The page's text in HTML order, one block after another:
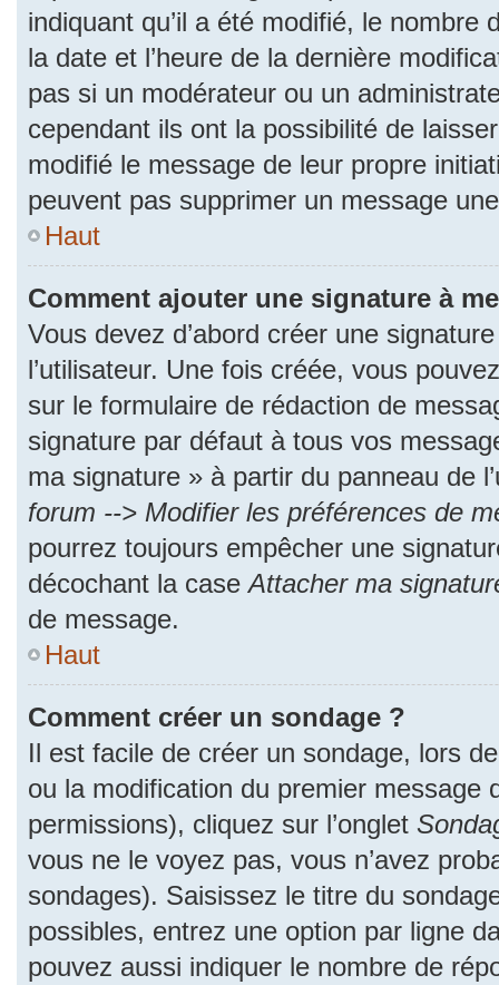
indiquant qu’il a été modifié, le nombre
la date et l’heure de la dernière
pas si un modérateur ou un
cependant ils ont la possibilité de
modifié le message de leur propre
peuvent pas supprimer un message
Haut
Comment ajouter une signature à
Vous devez d’abord créer une
l’utilisateur. Une fois créée, vous
sur le formulaire de rédaction de
signature par défaut à tous vos
ma signature » à partir du panneau de
forum --> Modifier les préférences de
pourrez toujours empêcher une
décochant la caseAttacher ma
de message.
Haut
Comment créer un sondage ?
Il est facile de créer un sondage, lors
ou la modification du premier message
permissions), cliquez sur l’onglet
vous ne le voyez pas, vous n’avez
sondages). Saisissez le titre du
possibles, entrez une option par ligne
pouvez aussi indiquer le nombre de